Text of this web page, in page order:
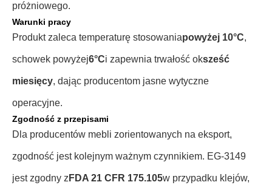
próżniowego.
Warunki pracy
Produkt zaleca temperaturę stosowaniapowyżej 10°C,
schowek powyżej6°Ci zapewnia trwałość oksześć
miesięcy, dając producentom jasne wytyczne
operacyjne.
Zgodność z przepisami
Dla producentów mebli zorientowanych na eksport,
zgodność jest kolejnym ważnym czynnikiem. EG-3149
jest zgodny z FDA 21 CFR 175.105w przypadku klejów,